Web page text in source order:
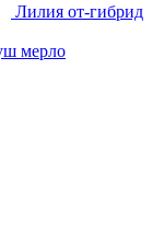
Лилия от-гибрид
мерло